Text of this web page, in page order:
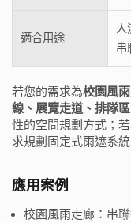
適合用途
人
串
若您的需求為校園風
線、展覽走道、排隊
性的空間規劃方式；
求規劃固定式雨遮系統
應用案例
校園風雨走廊：串